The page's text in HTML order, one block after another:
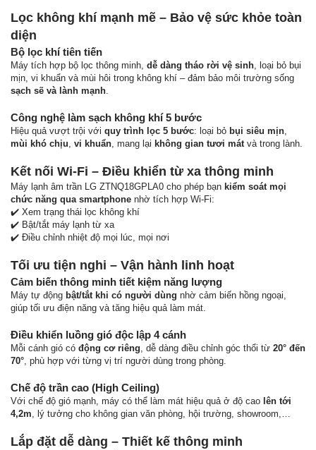
Lọc không khí mạnh mẽ – Bảo vệ sức khỏe toàn
diện
Bộ lọc khí tiên tiến
Máy tích hợp bộ lọc thông minh, dễ dàng tháo rời vệ sinh, loại bỏ bụi
mịn, vi khuẩn và mùi hôi trong không khí – đảm bảo môi trường sống
sạch sẽ và lành mạnh.
Công nghệ làm sạch không khí 5 bước
Hiệu quả vượt trội với quy trình lọc 5 bước: loại bỏ bụi siêu mịn,
mùi khó chịu, vi khuẩn, mang lại không gian tươi mátvà trong lành.
Kết nối Wi-Fi – Điều khiển từ xa thông minh
Máy lạnh âm trần LG ZTNQ18GPLA0 cho phép bạn kiểm soát mọi
chức năng qua smartphone nhờ tích hợp Wi-Fi:
✔️ Xem trạng thái lọc không khí
✔️ Bật/tắt máy lạnh từ xa
✔️ Điều chỉnh nhiệt độ mọi lúc, mọi nơi
Tối ưu tiện nghi – Vận hành linh hoạt
Cảm biến thông minh tiết kiệm năng lượng
Máy tự động bật/tắt khi có người dùng nhờ cảm biến hồng ngoại,
giúp tối ưu điện năng và tăng hiệu quả làm mát.
Điều khiển luồng gió độc lập 4 cánh
Mỗi cánh gió có động cơ riêng, dễ dàng điều chỉnh góc thổi từ 20° đến
70°, phù hợp với từng vị trí người dùng trong phòng.
Chế độ trần cao (High Ceiling)
Với chế độ gió mạnh, máy có thể làm mát hiệu quả ở độ cao lên tới
4,2m, lý tưởng cho không gian văn phòng, hội trường, showroom,…
Lắp đặt dễ dàng – Thiết kế thông minh